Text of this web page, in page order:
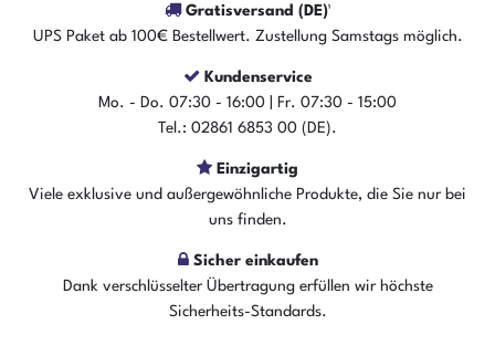
Der Artikel ist sofort verfügbar
In den Warenkorb
Gratisversand (DE)¹
UPS Paket ab 100€ Bestellwert. Zustellung Samstags möglich.
Kundenservice
Mo. - Do. 07:30 - 16:00 | Fr. 07:30 - 15:00
Tel.: 02861 6853 00 (DE).
Einzigartig
Viele exklusive und außergewöhnliche Produkte, die Sie nur bei
uns finden.
Sicher einkaufen
Dank verschlüsselter Übertragung erfüllen wir höchste
Sicherheits-Standards.